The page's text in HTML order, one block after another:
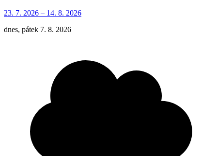
23. 7. 2026 – 14. 8. 2026
dnes, pátek 7. 8. 2026